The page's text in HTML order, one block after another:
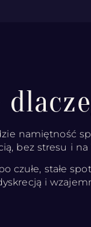
namiętność
bez stresu i
stałe
i